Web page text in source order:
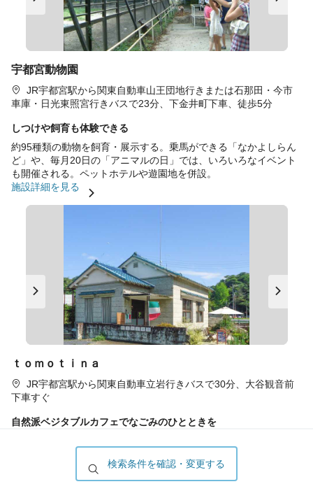
検索条件を確認・変更する
宇都宮動物園
JR宇都宮駅から関東自動車山王団地行きまたは石那田・今市
車庫・日光東照宮行きバスで23分、下金井町下車、徒歩5分
しつけや飼育も体験できる
約95種類の動物を飼育・展示する。乗馬ができる「なかよしらん
ど」や、毎月20日の「アニマルの日」では、いろいろなイベント
も開催される。ペットホテルや遊園地を併設。
施設詳細を見る
ｔｏｍｏｔｉｎａ
JR宇都宮駅から関東自動車立岩行きバスで30分、大谷観音前
下車すぐ
自然派ベジタブルカフェでなごみのひとときを
施設詳細を見る